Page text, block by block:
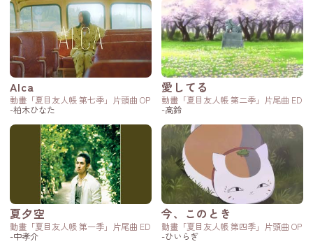
Alca
動畫「夏目友人帳 第七季」片頭曲 OP
-柏木ひなた
愛してる
動畫「夏目友人帳 第二季」片尾曲 ED
-高鈴
夏夕空
動畫「夏目友人帳 第一季」片尾曲 ED
-中孝介
今、このとき
動畫「夏目友人帳 第四季」片頭曲 OP
-ひいらぎ